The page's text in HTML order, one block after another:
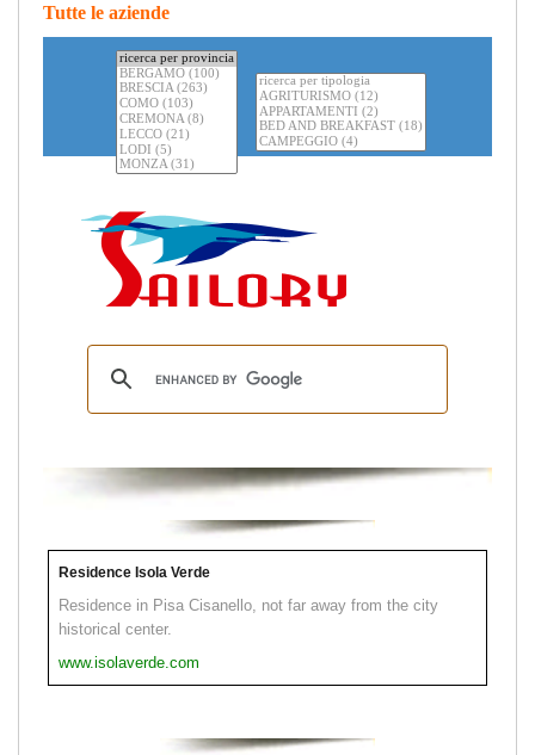
Tutte le aziende
Residence Isola Verde
Residence in Pisa Cisanello, not far away from the city
historical center.
www.isolaverde.com